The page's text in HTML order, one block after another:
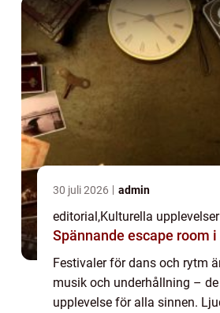
30 juli 2026 admin
editorial,Kulturella upplevelser
Spännande escape room i
Festivaler för dans och rytm
musik och underhållning – de
upplevelse för alla sinnen.